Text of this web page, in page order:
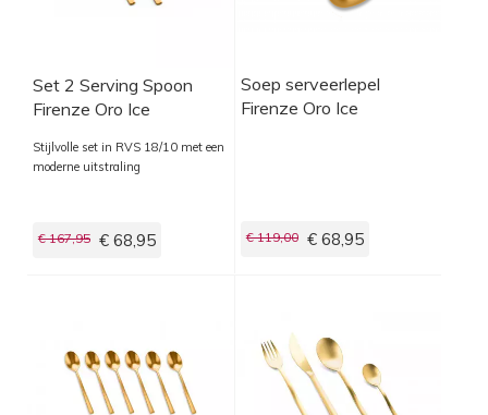
Set 2 Serving Spoon
Firenze Oro Ice
Stijlvolle set in RVS 18/10 met een
moderne uitstraling
€ 167,95 € 68,95
Soep serveerlepel
Firenze Oro Ice
€ 119,00 € 68,95